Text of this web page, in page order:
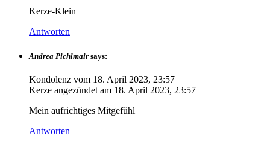
Kerze-Klein
Antworten
Andrea Pichlmair says:
Kondolenz vom 18. April 2023, 23:57
Kerze angezündet am 18. April 2023, 23:57
Mein aufrichtiges Mitgefühl
Antworten